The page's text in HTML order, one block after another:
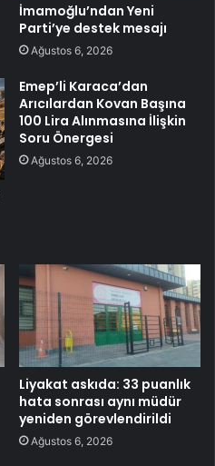
İmamoğlu’ndan Yeni
Parti’ye destek mesajı
Ağustos 6, 2026
Emep’li Karaca’dan
Arıcılardan Kovan Başına
100 Lira Alınmasına İlişkin
Soru Önergesi
Ağustos 6, 2026
Liyakat askıda: 33 puanlık
hata sonrası aynı müdür
yeniden görevlendirildi
Ağustos 6, 2026